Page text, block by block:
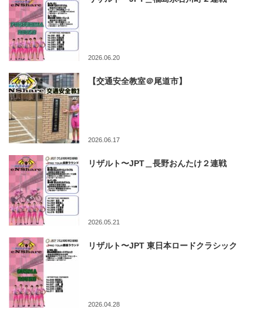
2026.06.20
【交通安全教室＠尾道市】
2026.06.17
リザルト〜JPT＿長野おんたけ２連戦
2026.05.21
リザルト〜JPT 東日本ロードクラシック
2026.04.28